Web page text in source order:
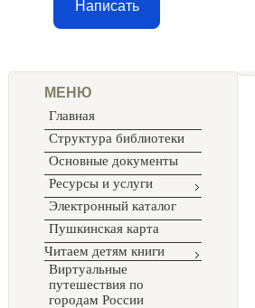
Написать
МЕНЮ
Главная
Структура библиотеки
Основные документы
Ресурсы и услуги
Электронный каталог
Пушкинская карта
Читаем детям книги
Виртуальные
путешествия по
городам России